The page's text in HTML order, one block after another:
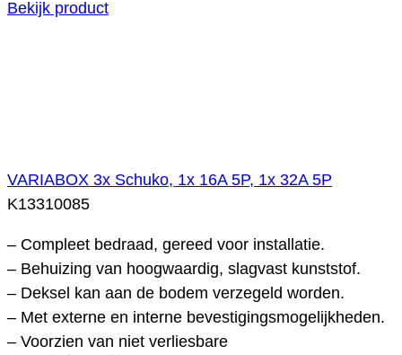
Bekijk product
VARIABOX 3x Schuko, 1x 16A 5P, 1x 32A 5P
K13310085
– Compleet bedraad, gereed voor installatie.
– Behuizing van hoogwaardig, slagvast kunststof.
– Deksel kan aan de bodem verzegeld worden.
– Met externe en interne bevestigingsmogelijkheden.
– Voorzien van niet verliesbare